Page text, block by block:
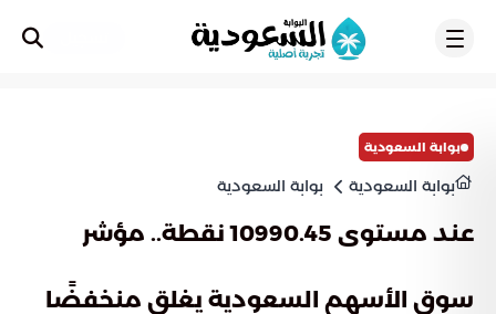
بوابة السعودية
بوابة السعودية بوابة السعودية
عند مستوى 10990.45 نقطة.. مؤشر
سوق الأسهم السعودية يغلق منخفضًا